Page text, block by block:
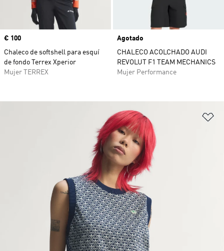
Precio
€ 100
Chaleco de softshell para esquí
de fondo Terrex Xperior
Mujer TERREX
Agotado
CHALECO ACOLCHADO AUDI
REVOLUT F1 TEAM MECHANICS
Mujer Performance